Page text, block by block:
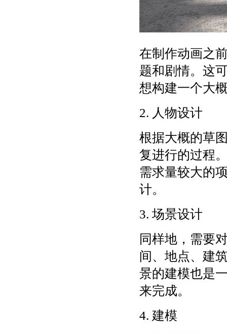
在制作动画之
题和剧情。这
想构建一个大
2. 人物设计
根据大概的草
复进行的过程
需求量较大的
计。
3. 场景设计
同样地，需要
间、地点、建
景的建模也是
来完成。
4. 建模